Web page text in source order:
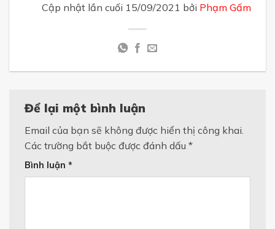
Cập nhật lần cuối 15/09/2021 bởi Phạm Gấm
Để lại một bình luận
Email của bạn sẽ không được hiển thị công khai.
Các trường bắt buộc được đánh dấu *
Bình luận *